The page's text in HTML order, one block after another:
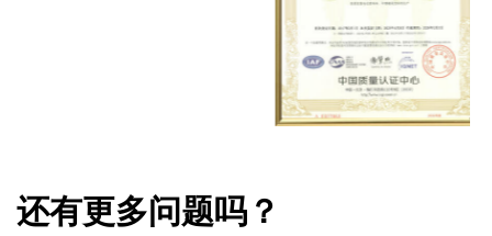
还有更多问题吗？